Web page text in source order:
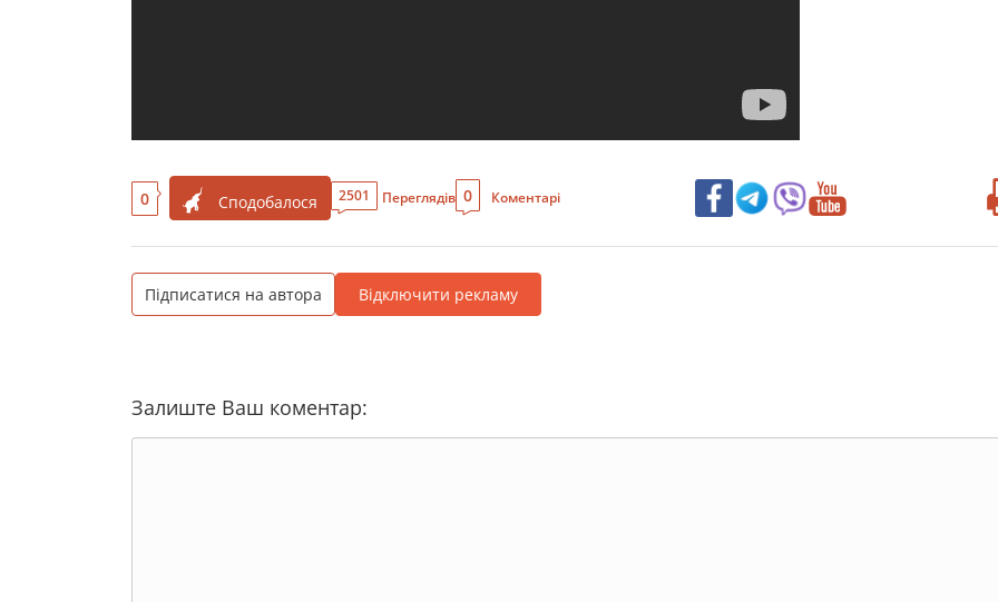
0 Сподобалося 2501 Переглядів 0 Коментарі
Підписатися на автора Відключити рекламу
Залиште Ваш коментар: